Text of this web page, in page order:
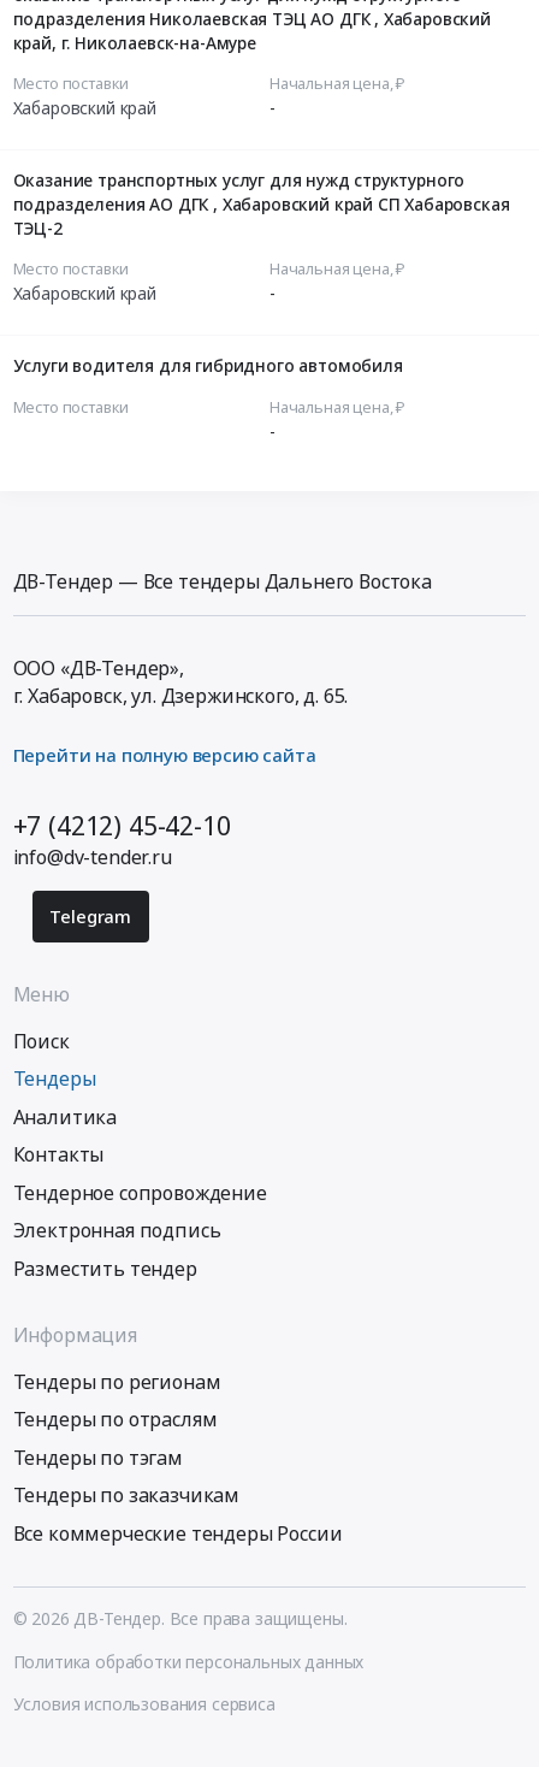
подразделения Николаевская ТЭЦ АО ДГК , Хабаровский
край, г. Николаевск-на-Амуре
Место поставки
Хабаровский край
Начальная цена, ₽
-
Оказание транспортных услуг для нужд структурного
подразделения АО ДГК , Хабаровский край СП Хабаровская
ТЭЦ-2
Место поставки
Хабаровский край
Начальная цена, ₽
-
Услуги водителя для гибридного автомобиля
Место поставки Начальная цена, ₽
-
ДВ-Тендер — Все тендеры Дальнего Востока
ООО «ДВ-Тендер»,
г. Хабаровск,ул. Дзержинского, д. 65.
Перейти на полную версию сайта
+7 (4212) 45-42-10
info@dv-tender.ru
Telegram
Меню
Поиск
Тендеры
Аналитика
Контакты
Тендерное сопровождение
Электронная подпись
Разместить тендер
Информация
Тендеры по регионам
Тендеры по отраслям
Тендеры по тэгам
Тендеры по заказчикам
Все коммерческие тендеры России
© 2026 ДВ-Тендер. Все права защищены.
Политика обработки персональных данных
Условия использования сервиса